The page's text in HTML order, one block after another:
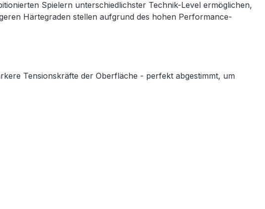
Spielern unterschiedlichster Technik-Level ermöglichen,
Härtegraden stellen aufgrund des hohen Performance-
Tensionskräfte der Oberfläche - perfekt abgestimmt, um